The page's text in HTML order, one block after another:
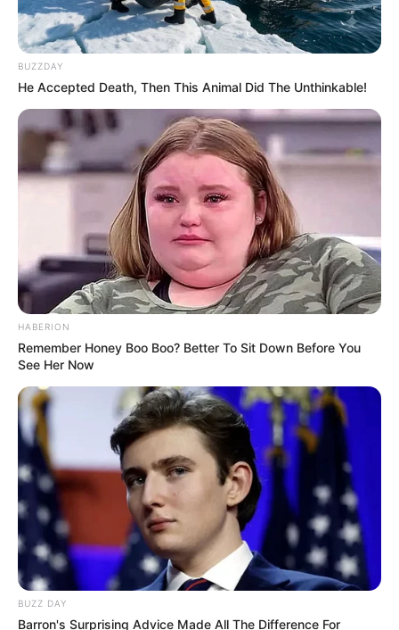
BUZZDAY
He Accepted Death, Then This Animal Did The Unthinkable!
HABERION
Remember Honey Boo Boo? Better To Sit Down Before You
See Her Now
BUZZ DAY
Barron's Surprising Advice Made All The Difference For